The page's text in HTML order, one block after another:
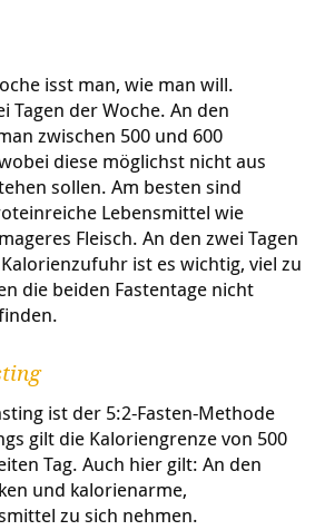
isst man, wie man will.
Tagen der Woche. An den
zwischen 500 und 600
diese möglichst nicht aus
sollen. Am besten sind
Lebensmittel wie
Fleisch. An den zwei Tagen
ist es wichtig, viel zu
die beiden Fastentage nicht
ist der 5:2-Fasten-Methode
gilt die Kaloriengrenze von 500
Tag. Auch hier gilt: An den
und kalorienarme,
zu sich nehmen.